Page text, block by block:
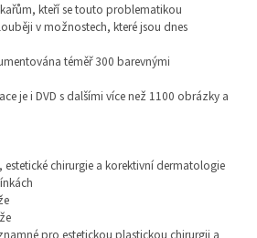
kteří se touto problematikou
v možnostech, které jsou dnes
téměř 300 barevnými
je i DVD s dalšími více než 1100 obrázky a
chirurgie a korektivní dermatologie